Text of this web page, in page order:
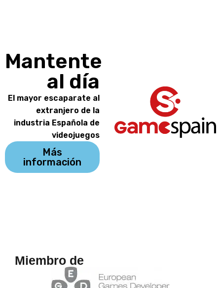
Mantente
al día
El mayor escaparate al
extranjero de la
industria Española de
videojuegos
Más
información
Miembro de